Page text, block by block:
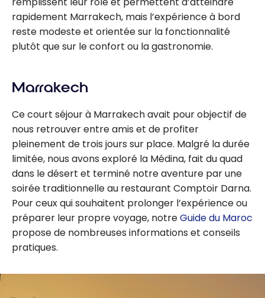
rapidement Marrakech, mais l’expérience à bord
reste modeste et orientée sur la fonctionnalité
plutôt que sur le confort ou la gastronomie.
Marrakech
Ce court séjour à Marrakech avait pour objectif de
nous retrouver entre amis et de profiter
pleinement de trois jours sur place. Malgré la durée
limitée, nous avons exploré la Médina, fait du quad
dans le désert et terminé notre aventure par une
soirée traditionnelle au restaurant Comptoir Darna.
Pour ceux qui souhaitent prolonger l’expérience ou
préparer leur propre voyage, notreGuide du Maroc
propose de nombreuses informations et conseils
pratiques.